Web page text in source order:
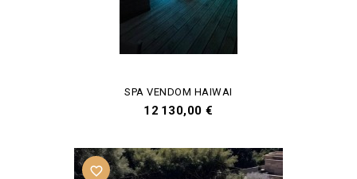
SPA VENDOM HAIWAI
Prix
12 130,00 €
favorite_border